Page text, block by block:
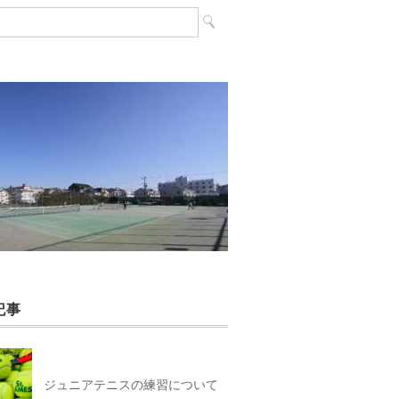
事
ジュニアテニスの練習について